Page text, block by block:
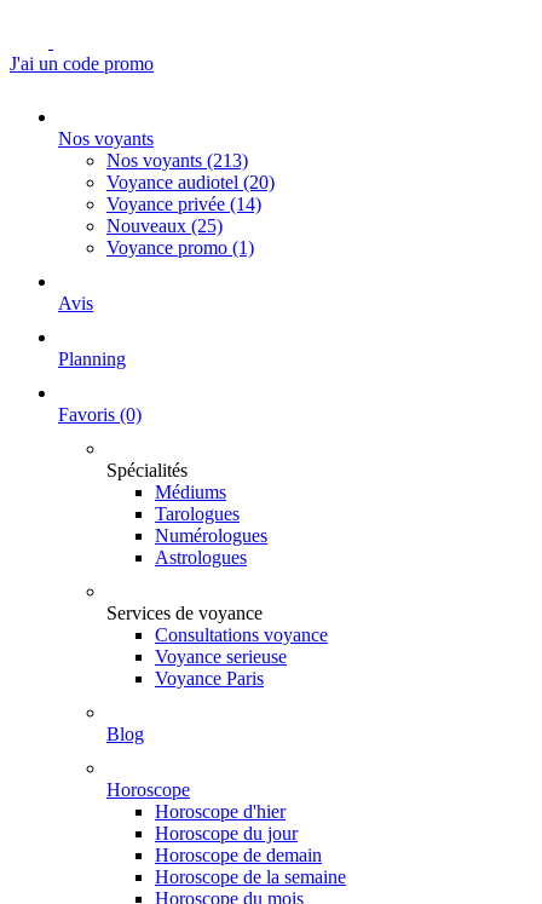
J'ai un code promo
Nos voyants
Nos voyants (213)
Voyance audiotel (20)
Voyance privée (14)
Nouveaux (25)
Voyance promo (1)
Avis
Planning
Favoris (0)
Spécialités
Médiums
Tarologues
Numérologues
Astrologues
Services de voyance
Consultations voyance
Voyance serieuse
Voyance Paris
Blog
Horoscope
Horoscope d'hier
Horoscope du jour
Horoscope de demain
Horoscope de la semaine
Horoscope du mois